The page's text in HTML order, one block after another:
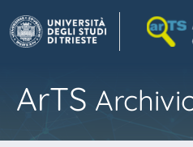
ArTS